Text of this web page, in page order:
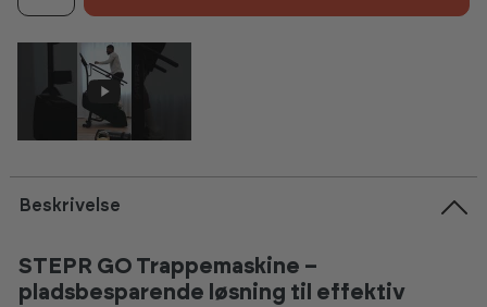
Beskrivelse
STEPR GO Trappemaskine –
pladsbesparende løsning til effektiv